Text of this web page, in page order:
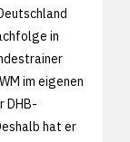
in
im eigenen
DHB-
hat er